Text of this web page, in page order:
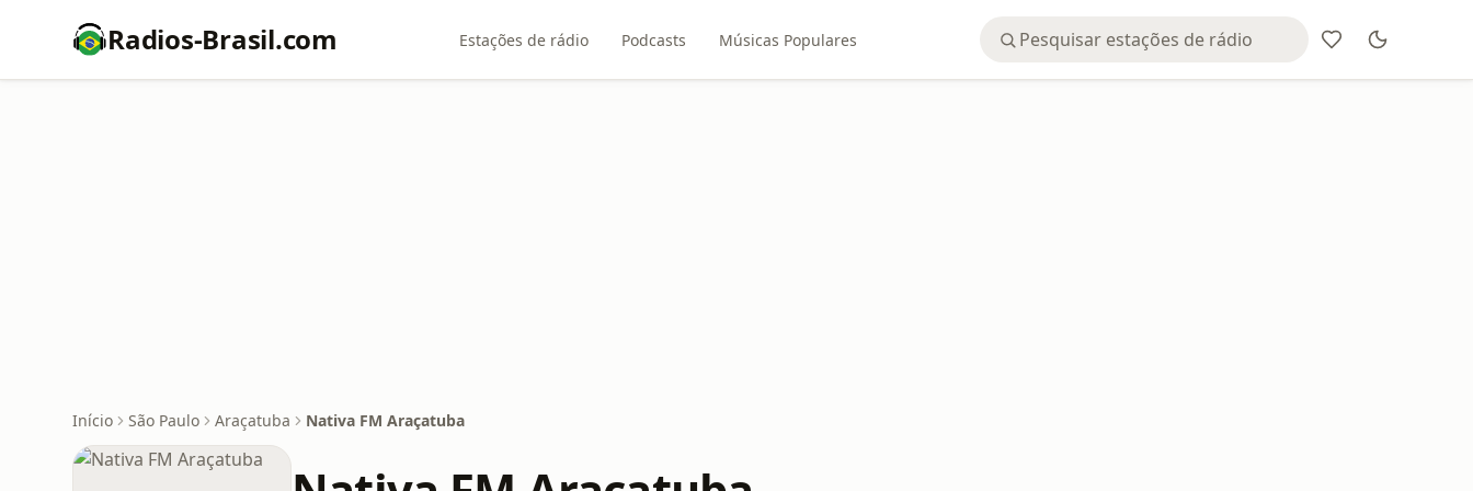
Radios-Brasil.com Estações de rádio Podcasts Músicas Populares
Início São Paulo Araçatuba Nativa FM Araçatuba